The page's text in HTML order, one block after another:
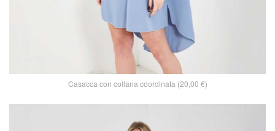
Casacca con collana coordinata (20,00 €)